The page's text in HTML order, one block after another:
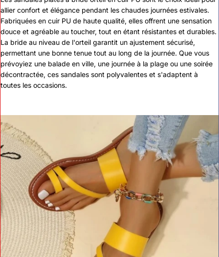
allier confort et élégance pendant les chaudes journées estivales.
Fabriquées en cuir PU de haute qualité, elles offrent une sensation
douce et agréable au toucher, tout en étant résistantes et durables.
La bride au niveau de l'orteil garantit un ajustement sécurisé,
permettant une bonne tenue tout au long de la journée. Que vous
prévoyiez une balade en ville, une journée à la plage ou une soirée
décontractée, ces sandales sont polyvalentes et s'adaptent à
toutes les occasions.